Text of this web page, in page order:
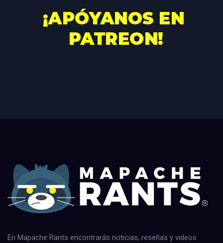
En Mapache Rants encontrarás noticias, reseñas y videos